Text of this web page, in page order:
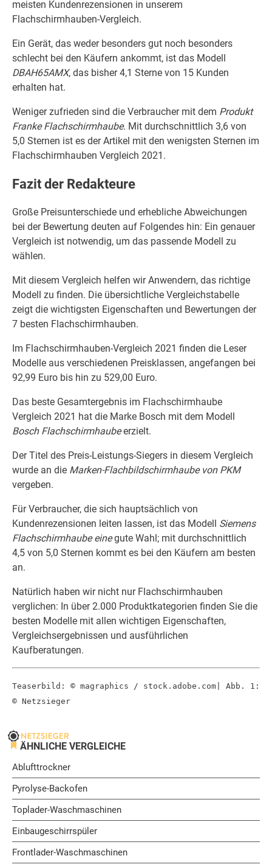
meisten Kundenrezensionen in unserem
Flachschirmhauben-Vergleich.
Ein Gerät, das weder besonders gut noch besonders
schlecht bei den Käufern ankommt, ist das Modell
DBAH65AMX, das bisher 4,1 Sterne von 15 Kunden
erhalten hat.
Weniger zufrieden sind die Verbraucher mit dem Produkt
Franke Flachschirmhaube. Mit durchschnittlich 3,6 von
5,0 Sternen ist es der Artikel mit den wenigsten Sternen im
Flachschirmhauben Vergleich 2021.
Fazit der Redakteure
Große Preisunterschiede und erhebliche Abweichungen
bei der Bewertung deuten auf Folgendes hin: Ein genauer
Vergleich ist notwendig, um das passende Modell zu
wählen.
Mit diesem Vergleich helfen wir Anwendern, das richtige
Modell zu finden. Die übersichtliche Vergleichstabelle
zeigt die wichtigsten Eigenschaften und Bewertungen der
7 besten Flachschirmhauben.
Im Flachschirmhauben-Vergleich 2021 finden die Leser
Modelle aus verschiedenen Preisklassen, angefangen bei
92,99 Euro bis hin zu 529,00 Euro.
Das beste Gesamtergebnis im Flachschirmhaube
Vergleich 2021 hat die Marke Bosch mit dem Modell
Bosch Flachschirmhaubeerzielt.
Der Titel des Preis-Leistungs-Siegers in diesem Vergleich
wurde an die Marken-Flachbildschirmhaube von PKM
vergeben.
Für Verbraucher, die sich hauptsächlich von
Kundenrezensionen leiten lassen, ist das Modell Siemens
Flachschirmhaube einegute Wahl; mit durchschnittlich
4,5 von 5,0 Sternen kommt es bei den Käufern am besten
an.
Natürlich haben wir nicht nur Flachschirmhauben
verglichen: In über 2.000 Produktkategorien finden Sie die
besten Modelle mit allen wichtigen Eigenschaften,
Vergleichsergebnissen und ausführlichen
Kaufberatungen.
Teaserbild: © magraphics / stock.adobe.com| Abb. 1:
© Netzsieger
ÄHNLICHE VERGLEICHE
Ablufttrockner
Pyrolyse-Backofen
Toplader-Waschmaschinen
Einbaugeschirrspüler
Frontlader-Waschmaschinen